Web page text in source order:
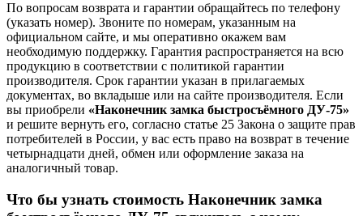
По вопросам возврата и гарантии обращайтесь по телефону
(указать номер). Звоните по номерам, указанным на
официальном сайте, и мы оперативно окажем вам
необходимую поддержку. Гарантия распространяется на всю
продукцию в соответствии с политикой гарантии
производителя. Срок гарантии указан в прилагаемых
документах, во вкладыше или на сайте производителя. Если
вы приобрели «Наконечник замка быстросъёмного ДУ-75»
и решите вернуть его, согласно статье 25 Закона о защите прав
потребителей в России, у вас есть право на возврат в течение
четырнадцати дней, обмен или оформление заказа на
аналогичный товар.
Что бы узнать стоимость Наконечник замка